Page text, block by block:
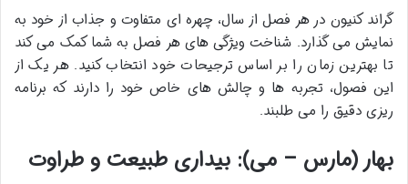
گراند کنیون در هر فصل از سال، چهره ای متفاوت و جذاب از خود به
نمایش می گذارد. شناخت ویژگی های هر فصل به شما کمک می کند
تا بهترین زمان را بر اساس ترجیحات خود انتخاب کنید. هر یک از
این فصول، تجربه ها و چالش های خاص خود را دارند که برنامه
ریزی دقیق را می طلبند.
بهار (مارس – می): بیداری طبیعت و طراوت